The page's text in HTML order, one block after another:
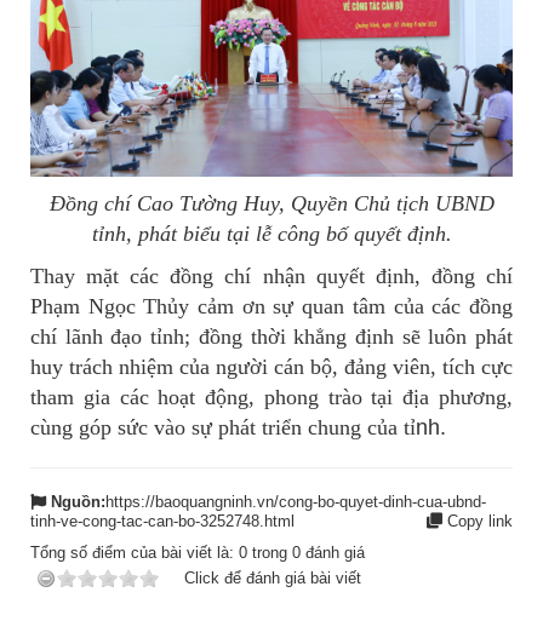
Đồng chí Cao Tường Huy, Quyền Chủ tịch UBND
tỉnh, phát biểu tại lễ công bố quyết định.
Thay mặt các đồng chí nhận quyết định, đồng chí
Phạm Ngọc Thủy cảm ơn sự quan tâm của các đồng
chí lãnh đạo tỉnh; đồng thời khẳng định sẽ luôn phát
huy trách nhiệm của người cán bộ, đảng viên, tích cực
tham gia các hoạt động, phong trào tại địa phương,
cùng góp sức vào sự phát triển chung của tỉnh.
Nguồn: https://baoquangninh.vn/cong-bo-quyet-dinh-cua-ubnd-
tinh-ve-cong-tac-can-bo-3252748.html
Copy link
Tổng số điểm của bài viết là: 0 trong 0 đánh giá
Click để đánh giá bài viết